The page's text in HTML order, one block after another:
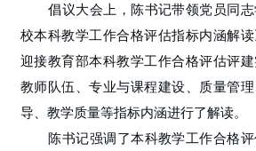
倡议大会上，陈书记带领党员同志
校本科教学工作合格评估指标内涵解
迎接教育部本科教学工作合格评估评
教师队伍、专业与课程建设、质量管
导、教学质量等指标内涵进行了解读。
陈书记强调了本科教学工作合格